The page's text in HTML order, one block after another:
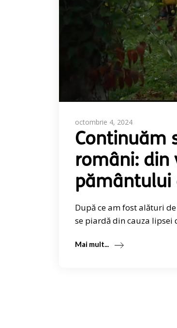
octombrie 4, 2024
Continuăm
români: din
pământului
După ce am fost alături
se piardă din cauza lipsei
Mai mult...